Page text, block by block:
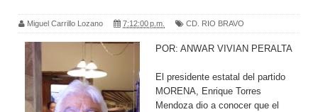
Miguel Carrillo Lozano 7:12:00 p.m. CD. RIO BRAVO
POR: ANWAR VIVIAN PERALTA
El presidente estatal del partido
MORENA, Enrique Torres
Mendoza dio a conocer que el